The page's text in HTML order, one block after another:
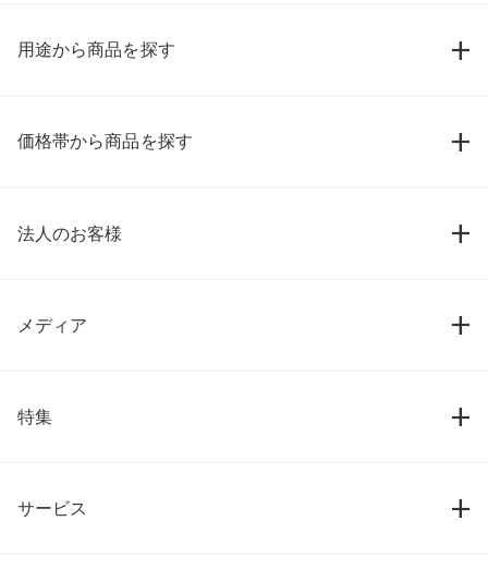
用途から商品を探す
価格帯から商品を探す
法人のお客様
メディア
特集
サービス